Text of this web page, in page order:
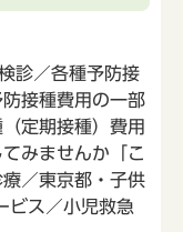
診／各種予防接
接種費用の一部
定期接種）費用
みませんか「こ
／東京都・子供
ビス／小児救急